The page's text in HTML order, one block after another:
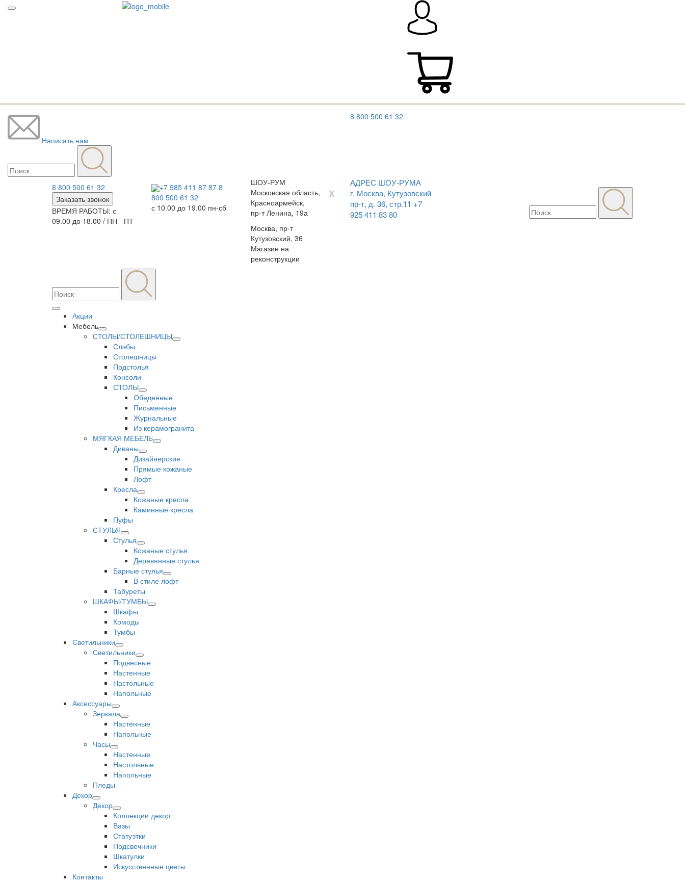
Написать нам
8 800 500 61 32
8 800 500 61 32
Заказать звонок
ВРЕМЯ РАБОТЫ: с
09.00 до 18.00 / ПН - ПТ
+7 985 411 87 87 8
800 500 61 32
с 10.00 до 19.00 пн-сб
ШОУ-РУМ
x
Московская область,
Красноармейск,
пр-т Ленина, 19а
Москва, пр-т
Кутузовский, 36
Магазин на
реконструкции
АДРЕС ШОУ-РУМА
г. Москва, Кутузовский
пр-т, д. 36, стр.11 +7
925 411 83 80
Акции
Мебель
СТОЛЫ/СТОЛЕШНИЦЫ
Слэбы
Столешницы
Подстолья
Консоли
СТОЛЫ
Обеденные
Письменные
Журнальные
Из керамогранита
МЯГКАЯ МЕБЕЛЬ
Диваны
Дизайнерские
Прямые кожаные
Лофт
Кресла
Кожаные кресла
Каминные кресла
Пуфы
СТУЛЬЯ
Стулья
Кожаные стулья
Деревянные стулья
Барные стулья
В стиле лофт
Табуреты
ШКАФЫ/ТУМБЫ
Шкафы
Комоды
Тумбы
Светильники
Светильники
Подвесные
Настенные
Настольные
Напольные
Аксессуары
Зеркала
Настенные
Напольные
Часы
Настенные
Настольные
Напольные
Пледы
Декор
Декор
Коллекции декор
Вазы
Статуэтки
Подсвечники
Шкатулки
Искусственные цветы
Контакты